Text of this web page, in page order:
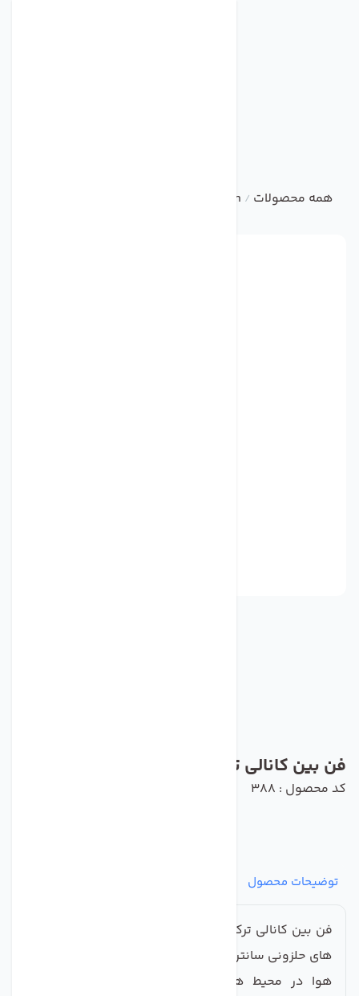
همه محصولات /
bvn
فن بین کانالی ترکیه ای BVN مدل BDTX315B
کد محصول : 388
توضیحات محصول
فن بین کانالی ترکیه ای BVN مدل
های حلزونی سانتریفیوژ محسوب می شود که جهت تخلیه
هوا در محیط های صنعتی از طریق کانال ها مورد